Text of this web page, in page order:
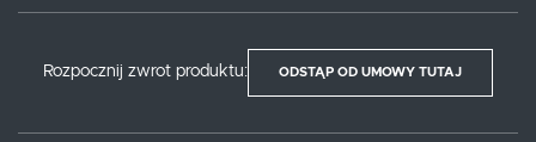
Rozpocznij zwrot produktu: ODSTĄP OD UMOWY TUTAJ